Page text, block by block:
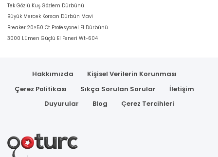
Tek Gözlü Kuş Gözlem Dürbünü
Büyük Mercek Korsan Dürbün Mavi
Breaker 20×50 Ct Profesyonel El Dürbünü
3000 Lümen Güçlü El Feneri Wt-604
Hakkımızda
Kişisel Verilerin Korunması
Çerez Politikası
Sıkça Sorulan Sorular
İletişim
Duyurular
Blog Çerez Tercihleri